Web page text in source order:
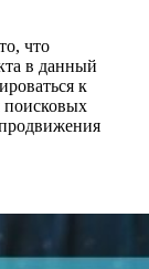
что
в данный
к